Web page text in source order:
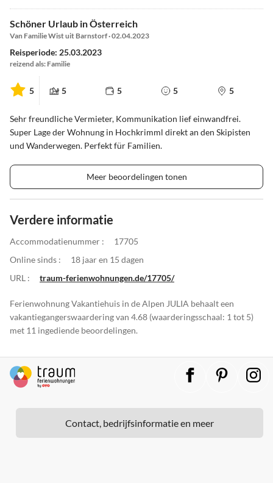
Schöner Urlaub in Österreich
Van Familie Wist uit Barnstorf · 02.04.2023
Reisperiode: 25.03.2023
reizend als: Familie
5 5 5 5 5
Sehr freundliche Vermieter, Kommunikation lief einwandfrei.
Super Lage der Wohnung in Hochkrimml direkt an den Skipisten
und Wanderwegen. Perfekt für Familien.
Meer beoordelingen tonen
Verdere informatie
Accommodatienummer :
17705
Online sinds :
18 jaar en 15 dagen
URL :
traum-ferienwohnungen.de/17705/
Ferienwohnung Vakantiehuis in de Alpen JULIA behaalt een
vakantiegangerswaardering van 4.68 (waarderingsschaal: 1 tot 5)
met 11 ingediende beoordelingen.
Contact, bedrijfsinformatie en meer